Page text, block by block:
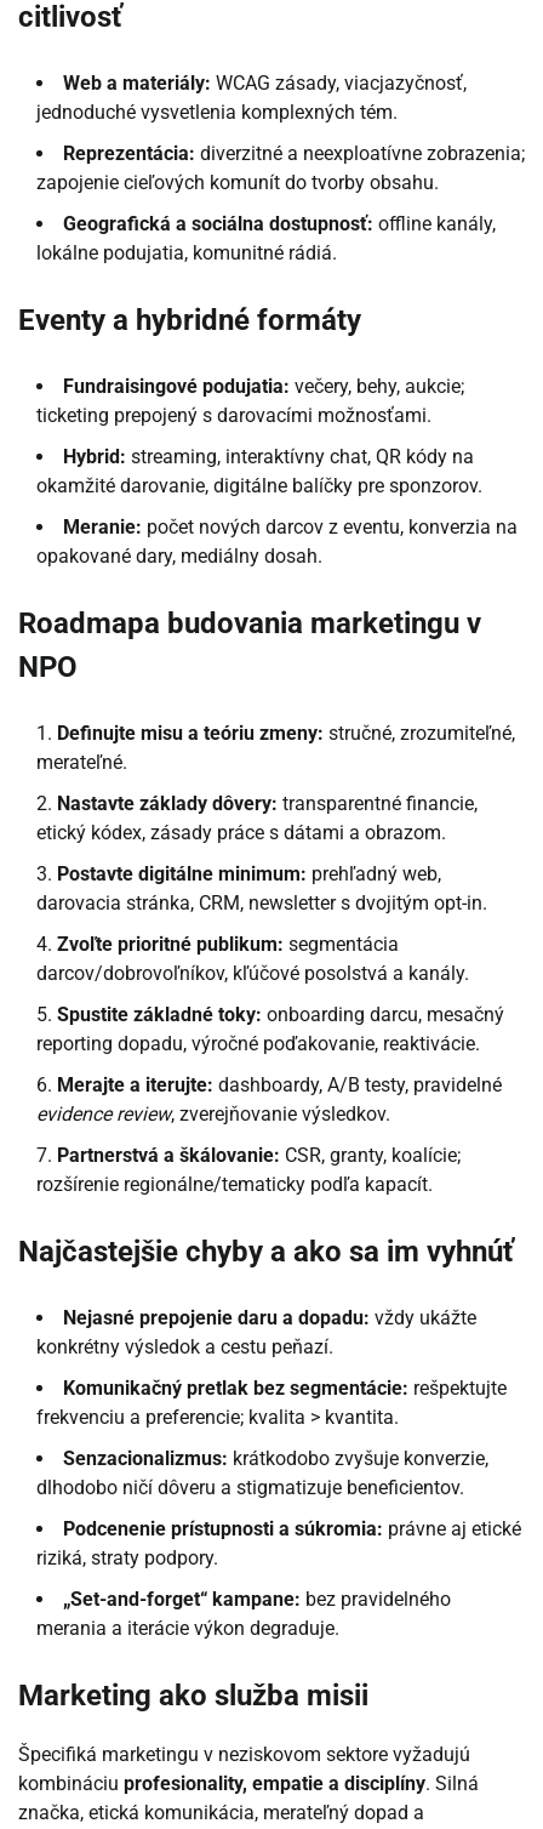
citlivosť
Web a materiály: WCAG zásady, viacjazyčnosť,
jednoduché vysvetlenia komplexných tém.
Reprezentácia: diverzitné a neexploatívne zobrazenia;
zapojenie cieľových komunít do tvorby obsahu.
Geografická a sociálna dostupnosť: offline kanály,
lokálne podujatia, komunitné rádiá.
Eventy a hybridné formáty
Fundraisingové podujatia: večery, behy, aukcie;
ticketing prepojený s darovacími možnosťami.
Hybrid: streaming, interaktívny chat, QR kódy na
okamžité darovanie, digitálne balíčky pre sponzorov.
Meranie: počet nových darcov z eventu, konverzia na
opakované dary, mediálny dosah.
Roadmapa budovania marketingu v
NPO
Definujte misu a teóriu zmeny: stručné, zrozumiteľné,
merateľné.
Nastavte základy dôvery: transparentné financie,
etický kódex, zásady práce s dátami a obrazom.
Postavte digitálne minimum: prehľadný web,
darovacia stránka, CRM, newsletter s dvojitým opt-in.
Zvoľte prioritné publikum: segmentácia
darcov/dobrovoľníkov, kľúčové posolstvá a kanály.
Spustite základné toky: onboarding darcu, mesačný
reporting dopadu, výročné poďakovanie, reaktivácie.
Merajte a iterujte: dashboardy, A/B testy, pravidelné
evidence review, zverejňovanie výsledkov.
Partnerstvá a škálovanie: CSR, granty, koalície;
rozšírenie regionálne/tematicky podľa kapacít.
Najčastejšie chyby a ako sa im vyhnúť
Nejasné prepojenie daru a dopadu: vždy ukážte
konkrétny výsledok a cestu peňazí.
Komunikačný pretlak bez segmentácie: rešpektujte
frekvenciu a preferencie; kvalita > kvantita.
Senzacionalizmus: krátkodobo zvyšuje konverzie,
dlhodobo ničí dôveru a stigmatizuje beneficientov.
Podcenenie prístupnosti a súkromia: právne aj etické
riziká, straty podpory.
„Set-and-forget“ kampane: bez pravidelného
merania a iterácie výkon degraduje.
Marketing ako služba misii
Špecifiká marketingu v neziskovom sektore vyžadujú
kombináciu profesionality, empatie a disciplíny. Silná
značka, etická komunikácia, merateľný dopad a